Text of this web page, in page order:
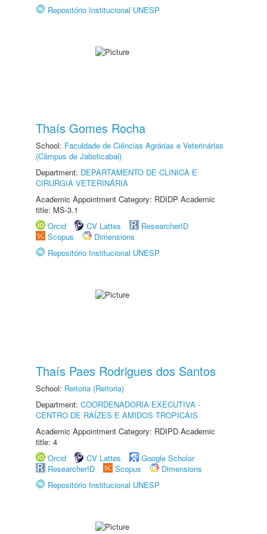
Repositório Institucional UNESP
Thaís Gomes Rocha
School: Faculdade de Ciências Agrárias e Veterinárias
(Câmpus de Jaboticabal)
Department: DEPARTAMENTO DE CLINICA E
CIRURGIA VETERINÁRIA
Academic Appointment Category: RDIDP Academic
title: MS-3.1
Orcid
CV Lattes
ResearcherID
Scopus
Dimensions
Repositório Institucional UNESP
Thaís Paes Rodrigues dos Santos
School: Reitoria (Reitoria)
Department: COORDENADORIA EXECUTIVA -
CENTRO DE RAÍZES E AMIDOS TROPICAIS
Academic Appointment Category: RDIPD Academic
title: 4
Orcid
CV Lattes
Google Scholar
ResearcherID
Scopus
Dimensions
Repositório Institucional UNESP